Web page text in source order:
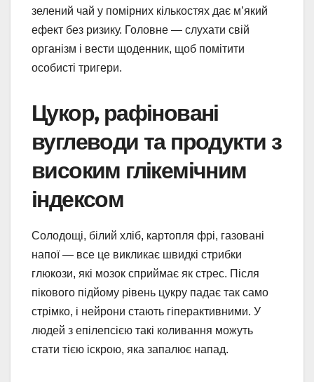
зелений чай у помірних кількостях дає м’який
ефект без ризику. Головне — слухати свій
організм і вести щоденник, щоб помітити
особисті тригери.
Цукор, рафіновані
вуглеводи та продукти з
високим глікемічним
індексом
Солодощі, білий хліб, картопля фрі, газовані
напої — все це викликає швидкі стрибки
глюкози, які мозок сприймає як стрес. Після
пікового підйому рівень цукру падає так само
стрімко, і нейрони стають гіперактивними. У
людей з епілепсією такі коливання можуть
стати тією іскрою, яка запалює напад.